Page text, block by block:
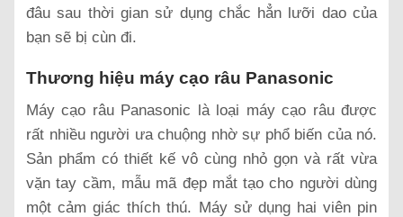
đâu sau thời gian sử dụng chắc hẳn lưỡi dao của
bạn sẽ bị cùn đi.
Thương hiệu máy cạo râu Panasonic
Máy cạo râu Panasonic là loại máy cạo râu được
rất nhiều người ưa chuộng nhờ sự phổ biến của nó.
Sản phẩm có thiết kế vô cùng nhỏ gọn và rất vừa
vặn tay cầm, mẫu mã đẹp mắt tạo cho người dùng
một cảm giác thích thú. Máy sử dụng hai viên pin